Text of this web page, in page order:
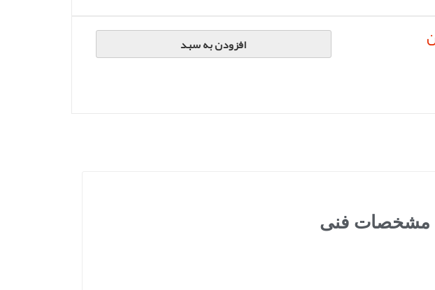
افزودن به سبد
مشخصات فنی